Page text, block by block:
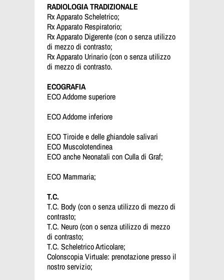
RADIOLOGIA TRADIZIONALE
Rx Apparato Scheletrico;
Rx Apparato Respiratorio;
Rx Apparato Digerente (con o senza utilizzo
di mezzo di contrasto;
Rx Apparato Urinario (con o senza utilizzo
di mezzo di contrasto.
ECOGRAFIA
ECO Addome superiore
ECO Addome inferiore
ECO Tiroide e delle ghiandole salivari
ECO Muscolotendinea
ECO anche Neonatali con Culla di Graf;
ECO Mammaria;
T.C.
T.C. Body (con o senza utilizzo di mezzo di
contrasto;
T.C. Neuro (con o senza utilizzo di mezzo
di contrasto;
T.C. Scheletrico Articolare;
Colonscopia Virtuale: prenotazione presso il
nostro servizio;